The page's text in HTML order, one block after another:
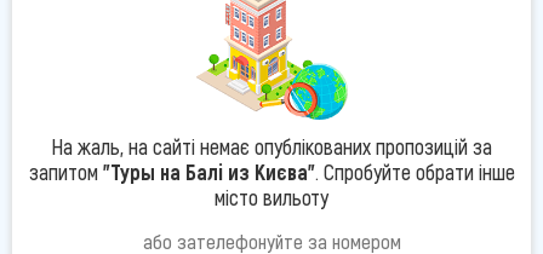
На жаль, на сайті немає опублікованих пропозицій за
запитом "Туры на Балі из Києва". Спробуйте обрати інше
місто вильоту
або зателефонуйте за номером